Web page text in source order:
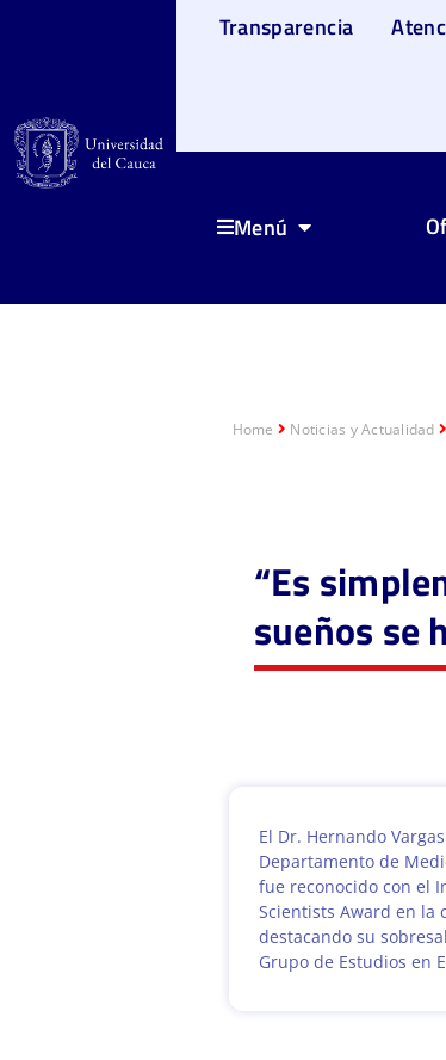
Transparencia
Menú
Home Noticias y Actualidad
“Es
sueños se
El Dr. Hernando
Departamento de
fue reconocido con el
Scientists Award en la
destacando su
Grupo de Estudios en